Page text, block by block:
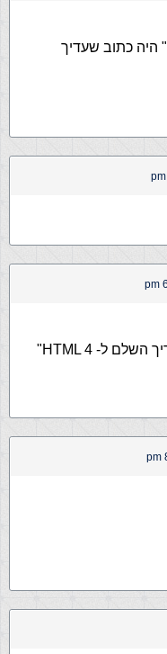
בספר "המדריך השלם ל- HTML 4" היה כתוב שעדיך
אני לא יודע CSS (יש בספר "המדריך השלם ל- HTML 4"